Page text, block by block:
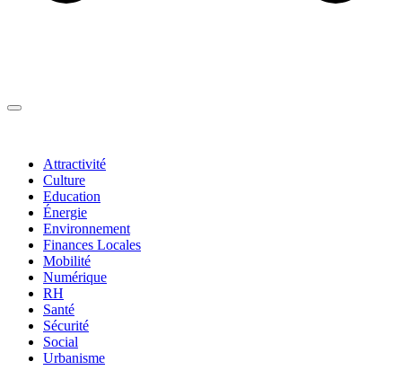
Attractivité
Culture
Education
Énergie
Environnement
Finances Locales
Mobilité
Numérique
RH
Santé
Sécurité
Social
Urbanisme